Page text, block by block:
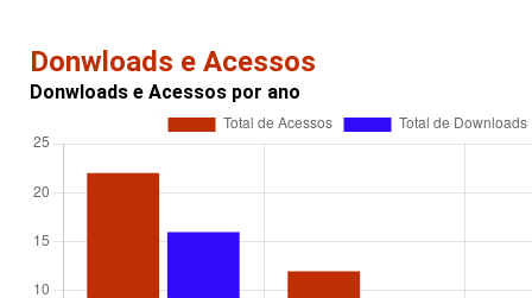
Donwloads e Acessos
Donwloads e Acessos por ano